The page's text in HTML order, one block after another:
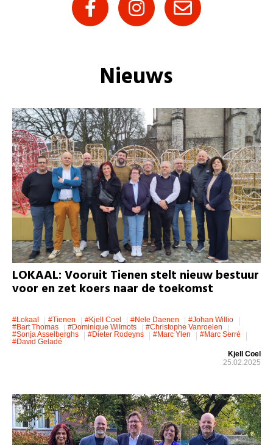
Nieuws
LOKAAL: Vooruit Tienen stelt nieuw bestuur
voor en zet koers naar de toekomst
#lokaal #Tienen #Kjell Coel #Nele Daenen
#Johan Willio
#Bart Thomas
#Dominique Wilmots
#Christophe Vanroelen
#Sonja Asselberghs
#Dieter Rodeyns #Marc Ylen
#Marc Serré
#David Geladé
Kjell Coel
25.02.2025